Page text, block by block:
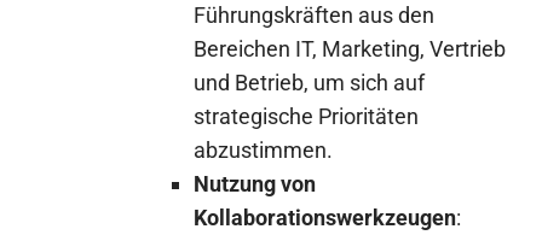
Führungskräften aus den
Bereichen IT, Marketing, Vertrieb
und Betrieb, um sich auf
strategische Prioritäten
abzustimmen.
Nutzung von
Kollaborationswerkzeugen: